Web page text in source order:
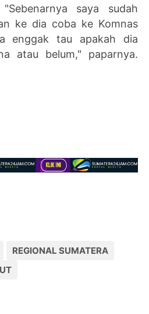
saya sudah
ke dia coba ke Komnas
enggak tau apakah dia
atau belum," paparnya.
REGIONAL SUMATERA